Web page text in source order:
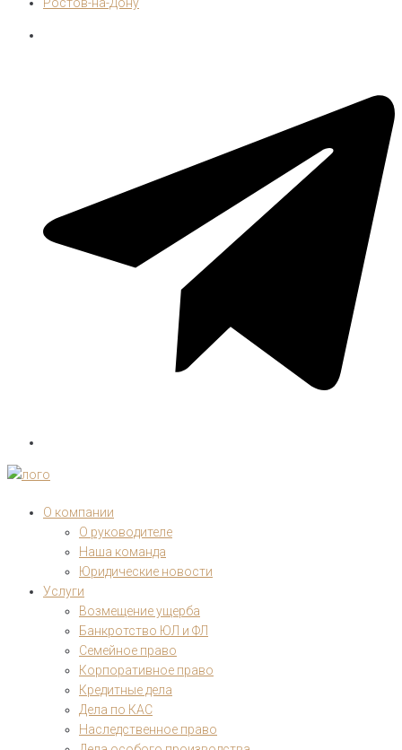
О компании
О руководителе
Наша команда
Юридические новости
Услуги
Возмещение ущерба
Банкротство ЮЛ и ФЛ
Семейное право
Корпоративное право
Кредитные дела
Дела по КАС
Наследственное право